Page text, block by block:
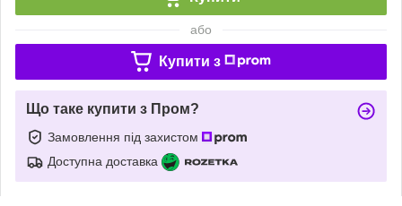
або
Купити з
Що таке купити з Пром?
Замовлення під захистом
Доступна доставка